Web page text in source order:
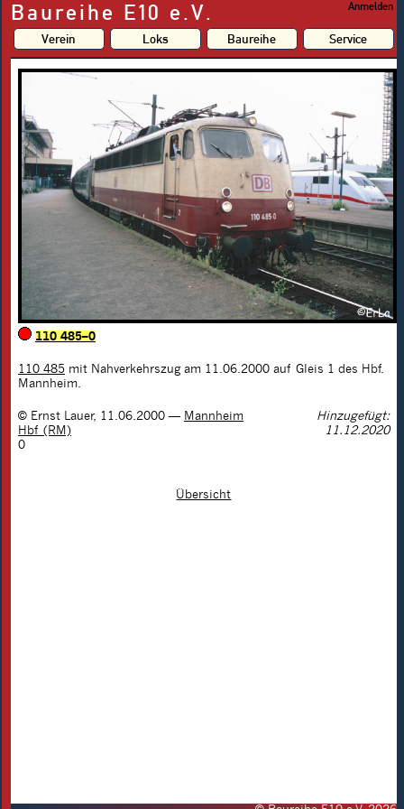
Baureihe E10 e.V. Anmelden
Verein Loks Baureihe Service
110 485–0
110 485 mit Nahverkehrszug am 11.06.2000 auf Gleis 1 des Hbf.
Mannheim.
© Ernst Lauer, 11.06.2000 — Mannheim
Hbf (RM)
Hinzugefügt:
11.12.2020
0
Übersicht